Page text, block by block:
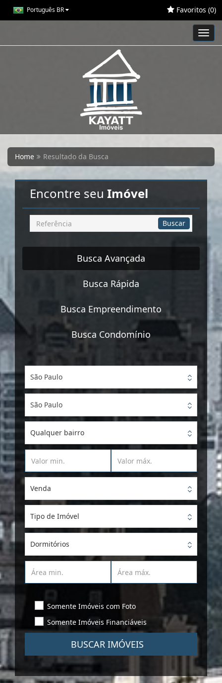
Português BR Favoritos (0)
Home Resultado da Busca
Encontre seu Imóvel
Busca
por
Buscar
Busca Avançada
Busca Rápida
Busca Empreendimento
Busca Condomínio
São Paulo
São Paulo
Qualquer bairro
Venda
Tipo de Imóvel
Dormitórios
Somente Imóveis com Foto
Somente Imóveis Financiáveis
BUSCAR IMÓVEIS